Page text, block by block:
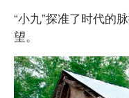
“小九”探准了时代的
望。